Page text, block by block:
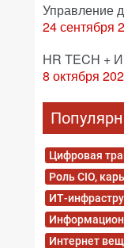
Управление
24 сентября
HR TECH
8 октября
Цифровая
Роль CIO,
ИТ-
Интернет